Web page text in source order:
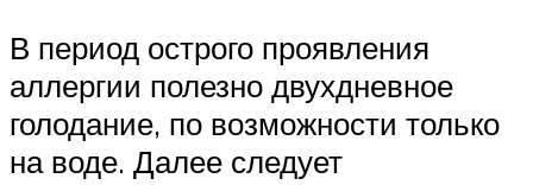
В период острого проявления
аллергии полезно двухдневное
голодание, по возможности только
на воде. Далее следует